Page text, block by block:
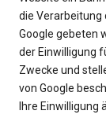
die Verarbeitung
Google gebeten
der Einwilligung
Zwecke und
von Google
Ihre